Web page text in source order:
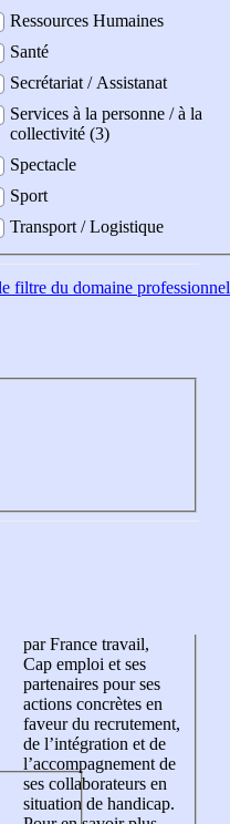
Ressources Humaines
Santé
Secrétariat / Assistanat
Services à la personne / à la
collectivité (3)
Spectacle
Sport
Transport / Logistique
filtre du domaine professionnel
par France travail,
Cap emploi et ses
partenaires pour ses
actions concrètes en
faveur du recrutement,
de l’intégration et de
l’accompagnement de
ses collaborateurs en
situation de handicap.